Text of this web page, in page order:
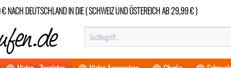
€ NACH DEUTSCHLAND IN DIE ( SCHWEIZ UND ÖSTEREICH AB 29,99 € )